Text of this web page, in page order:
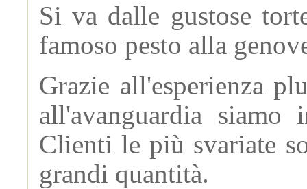
Si va dalle gustose
famoso pesto alla
Grazie all'esperienza
all'avanguardia
Clienti le più svariate
grandi quantità.